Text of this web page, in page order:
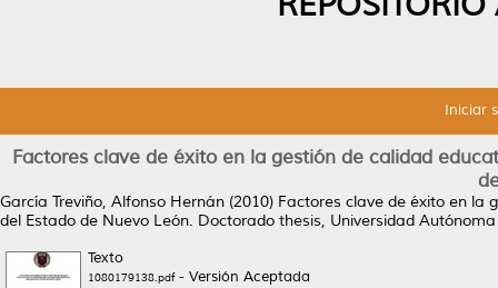
Iniciar
Factores clave de éxito en la gestión de calidad
García Treviño, Alfonso Hernán (2010) Factores clave de éxito en la
del Estado de Nuevo León. Doctorado thesis, Universidad
Texto
1080179138.pdf- Versión Aceptada